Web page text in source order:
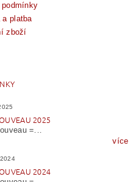
a platba
zboží
2025
=...
více
2024